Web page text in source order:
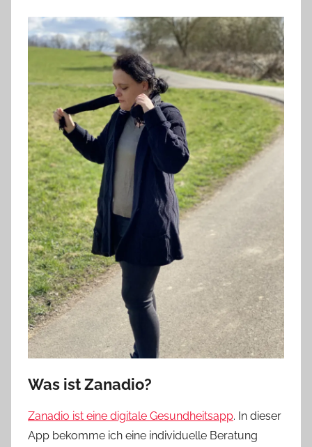
Was ist Zanadio?
Zanadio ist eine digitale Gesundheitsapp. In dieser
App bekomme ich eine individuelle Beratung